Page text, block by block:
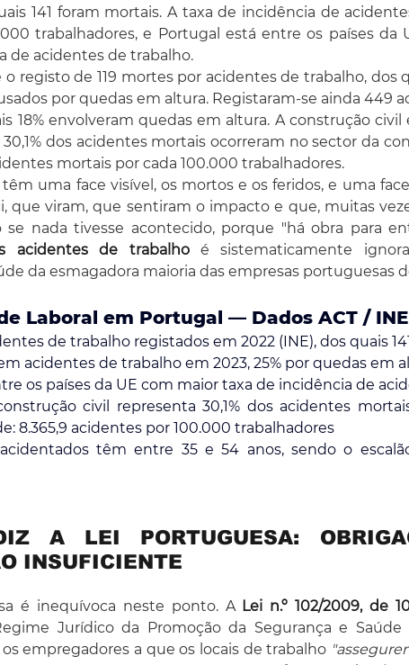
141 foram mortais. A taxa de incidência de
trabalhadores, e Portugal está entre os países da
de acidentes de trabalho.
registo de 119 mortes por acidentes de trabalho, dos
por quedas em altura. Registaram-se ainda 449
18% envolveram quedas em altura. A construção
dos acidentes mortais ocorreram no sector da
mortais por cada 100.000 trabalhadores.
uma face visível, os mortos e os feridos, e uma
que viram, que sentiram o impacto e que, muitas
nada tivesse acontecido, porque "há obra para
acidentes de trabalho é sistematicamente
da esmagadora maioria das empresas portuguesas
Laboral em Portugal — Dados ACT / INE
de trabalho registados em 2022 (INE), dos quais
acidentes de trabalho em 2023, 25% por quedas em
os países da UE com maior taxa de incidência de
civil representa 30,1% dos acidentes
8.365,9 acidentes por 100.000 trabalhadores
têm entre 35 e 54 anos, sendo o
A LEI PORTUGUESA:
INSUFICIENTE
é inequívoca neste ponto. A Lei n.º 102/2009, de
Jurídico da Promoção da Segurança e Saúde
empregadores a que os locais de trabalho